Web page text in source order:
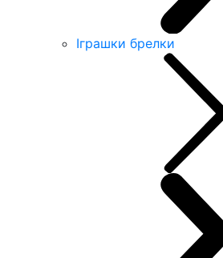
Іграшки брелки